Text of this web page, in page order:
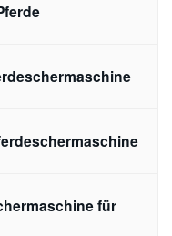
für